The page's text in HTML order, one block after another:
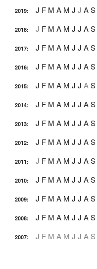
2019: J F M A M J J AS
2018: J F M A M J J AS
2017: J F M A M J J AS
2016: J F M A M J J AS
2015: J F M A M J J AS
2014: J F M A M J J AS
2013: J F M A M J J AS
2012: J F M A M J J AS
2011: J F M A M J J AS
2010: J F M A M J J AS
2009: J F M A M J J AS
2008: J F M A M J J AS
2007: J F M A M J J A S